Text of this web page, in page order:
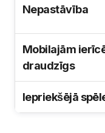
Nepastāvība
Mobilajām
draudzīgs
Iepriekšējā